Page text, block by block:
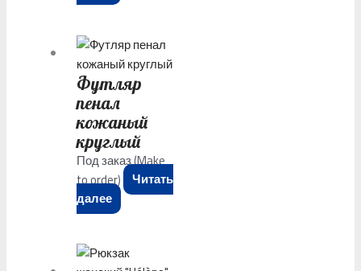
Футляр
пенал
кожаный
круглый
Под заказ (Make
to order)
Читать
далее